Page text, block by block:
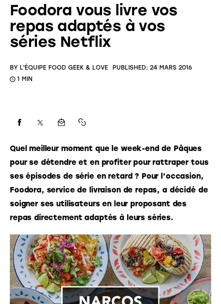
Foodora vous livre vos
repas adaptés à vos
séries Netflix
BY L'ÉQUIPE FOOD GEEK & LOVE PUBLISHED: 24 MARS 2016
1 MIN
Quel meilleur moment que le week-end de Pâques
pour se détendre et en profiter pour rattraper tous
ses épisodes de série en retard ? Pour l’occasion,
Foodora, service de livraison de repas, a décidé de
soigner ses utilisateurs en leur proposant des
repas directement adaptés à leurs séries.